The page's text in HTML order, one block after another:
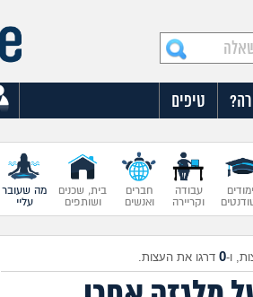
טיפים
עבודה
וקריירה
חברים
ואנשים
בית, שכנים
ושותפים
מה שעובר
עליי
ו-0 דרגו את העצות.